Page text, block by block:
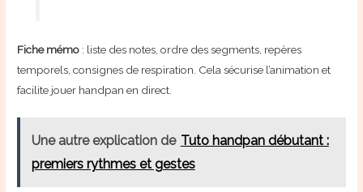
Fiche mémo : liste des notes, ordre des segments, repères
temporels, consignes de respiration. Cela sécurise l’animation et
facilite jouer handpan en direct.
Une autre explication de Tuto handpan débutant :
premiers rythmes et gestes